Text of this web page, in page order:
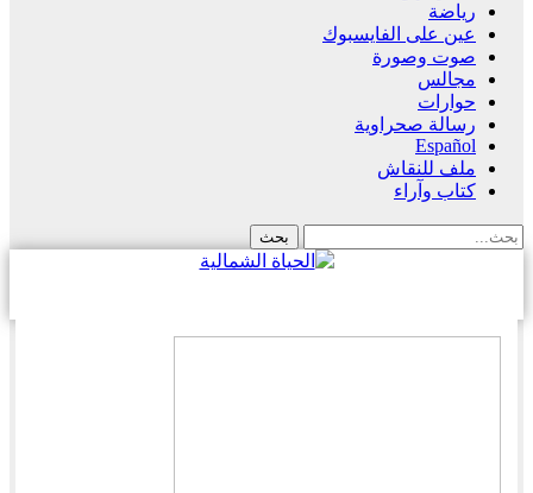
رياضة
عين على الفايسبوك
صوت وصورة
مجالس
حوارات
رسالة صحراوية
Español
ملف للنقاش
كتاب وآراء